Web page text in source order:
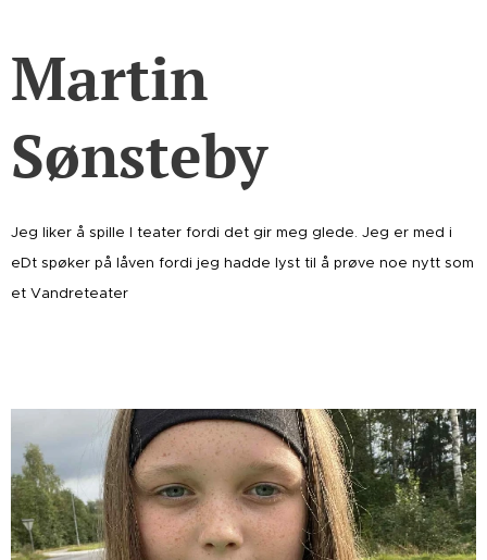
Martin
Sønsteby
Jeg liker å spille I teater fordi det gir meg glede. Jeg er med i
eDt spøker på låven fordi jeg hadde lyst til å prøve noe nytt som
et Vandreteater